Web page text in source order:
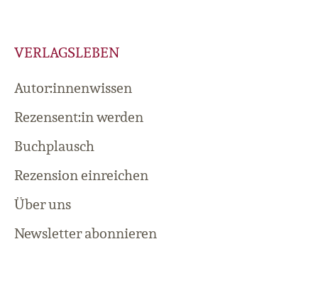
VERLAGSLEBEN
Autor:innenwissen
Rezensent:in werden
Buchplausch
Rezension einreichen
Über uns
Newsletter abonnieren